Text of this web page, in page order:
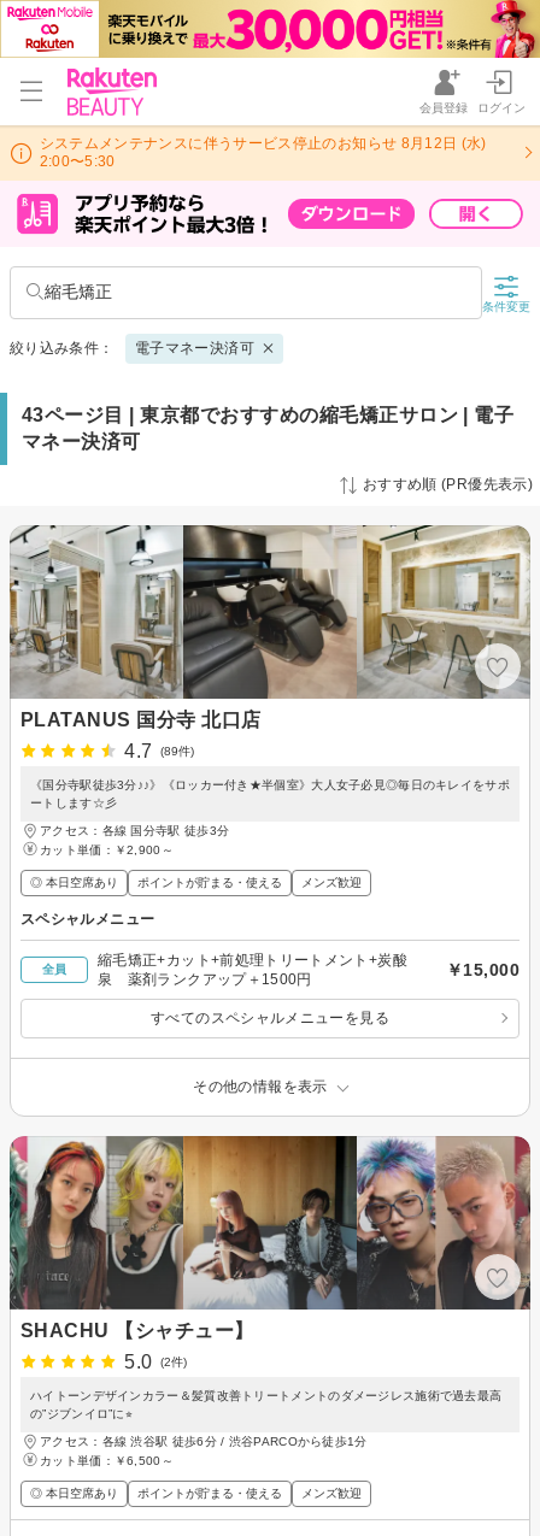
会員登録 ログイン
システムメンテナンスに伴うサービス停止のお知らせ 8月12日 (水)
2:00〜5:30
縮毛矯正
条件変更
絞り込み条件： 電子マネー決済可
43ページ目 | 東京都でおすすめの縮毛矯正サロン | 電子
マネー決済可
おすすめ順 (PR優先表示)
PLATANUS 国分寺 北口店
4.7
(89件)
《国分寺駅徒歩3分♪♪》《ロッカー付き★半個室》大人女子必見◎毎日のキレイをサポ
ートします☆彡
アクセス：各線 国分寺駅 徒歩3分
カット単価： ￥2,900～
◎ 本日空席あり ポイントが貯まる・使える メンズ歓迎
スペシャルメニュー
全員
縮毛矯正+カット+前処理トリートメント+炭酸
泉 薬剤ランクアップ＋1500円
￥15,000
すべてのスペシャルメニューを見る
その他の情報を表示
SHACHU 【シャチュー】
5.0
(2件)
ハイトーンデザインカラー＆髪質改善トリートメントのダメージレス施術で過去最高
の”ジブンイロ”に⭐︎
アクセス：各線 渋谷駅 徒歩6分 / 渋谷PARCOから徒歩1分
カット単価： ￥6,500～
◎ 本日空席あり ポイントが貯まる・使える メンズ歓迎